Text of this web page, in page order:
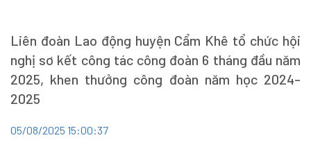
Liên đoàn Lao động huyện Cẩm Khê tổ chức hội
nghị sơ kết công tác công đoàn 6 tháng đầu năm
2025, khen thưởng công đoàn năm học 2024-
2025
05/08/2025 15:00:37